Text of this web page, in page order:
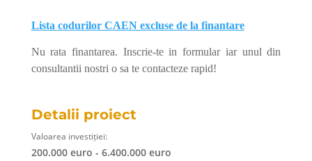
Lista codurilor CAEN excluse de la finantare
Nu rata finantarea. Inscrie-te in formular iar unul din
consultantii nostri o sa te contacteze rapid!
Detalii proiect
Valoarea investiției:
200.000 euro - 6.400.000 euro